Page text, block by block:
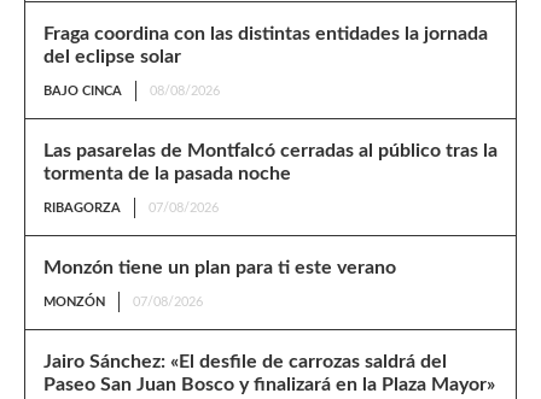
Fraga coordina con las distintas entidades la jornada
del eclipse solar
BAJO CINCA 08/08/2026
Las pasarelas de Montfalcó cerradas al público tras la
tormenta de la pasada noche
RIBAGORZA 07/08/2026
Monzón tiene un plan para ti este verano
MONZÓN 07/08/2026
Jairo Sánchez: «El desfile de carrozas saldrá del
Paseo San Juan Bosco y finalizará en la Plaza Mayor»